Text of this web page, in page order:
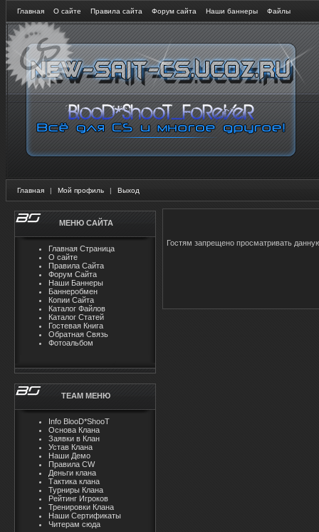
Главная О сайте Правила сайта Форум сайта Наши баннеры Файлы
Главная | Мой профиль | Выход
МЕНЮ САЙТА
Главная Страница
О сайте
Правила Сайта
Форум Сайта
Наши Баннеры
Баннеробмен
Копии Сайта
Каталог Файлов
Каталог Статей
Гостевая Книга
Обратная Связь
Фотоальбом
TEAM MЕНЮ
Info BlooD*ShooT
Основа Клана
Заявки в Клан
Устав Клана
Наши Демо
Правила CW
Деньги клана
Тактика клана
Турниры Клана
Рейтинг Игроков
Тренировки Клана
Наши Сертификаты
Читерам сюда
Гостям запрещено просматривать